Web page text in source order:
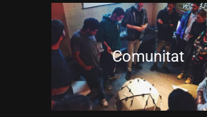
Comunitat